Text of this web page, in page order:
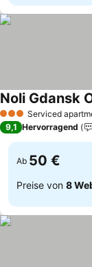
3 SterneServiced
Noli Gdansk
9,1 Hervorragend
Ab 50 €
Preise von 8